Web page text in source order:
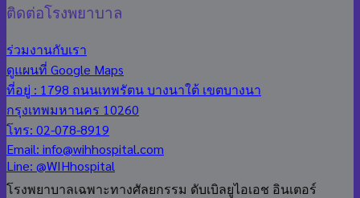
ติดต่อโรงพยาบาล
ร่วมงานกับเรา
ดูแผนที่ Google Maps
ที่อยู่ : 1798 ถนนเทพรัตน บางนาใต้ เขตบางนา
กรุงเทพมหานคร 10260
โทร: 02-078-8919
Email: info@wihhospital.com
Line: @WIHhospital
โรงพยาบาลเฉพาะทางศัลยกรรม ดับเบิลยูไอเอช อินเตอร์